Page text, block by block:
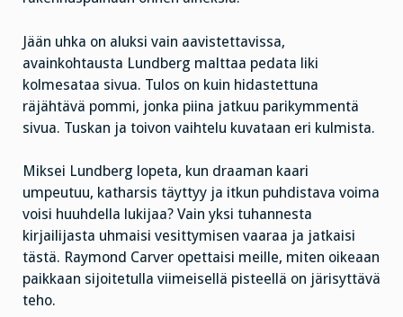
Jään uhka on aluksi vain aavistettavissa,
avainkohtausta Lundberg malttaa pedata liki
kolmesataa sivua. Tulos on kuin hidastettuna
räjähtävä pommi, jonka piina jatkuu parikymmentä
sivua. Tuskan ja toivon vaihtelu kuvataan eri kulmista.
Miksei Lundberg lopeta, kun draaman kaari
umpeutuu, katharsis täyttyy ja itkun puhdistava voima
voisi huuhdella lukijaa? Vain yksi tuhannesta
kirjailijasta uhmaisi vesittymisen vaaraa ja jatkaisi
tästä. Raymond Carver opettaisi meille, miten oikeaan
paikkaan sijoitetulla viimeisellä pisteellä on järisyttävä
teho.